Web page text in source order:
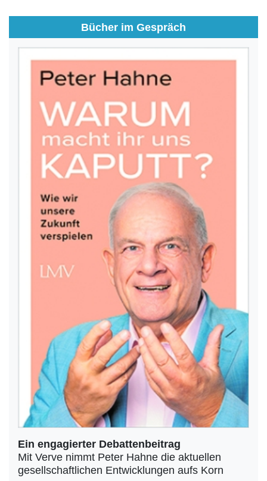
Bücher im Gespräch
Ein engagierter Debattenbeitrag
Mit Verve nimmt Peter Hahne die aktuellen
gesellschaftlichen Entwicklungen aufs Korn